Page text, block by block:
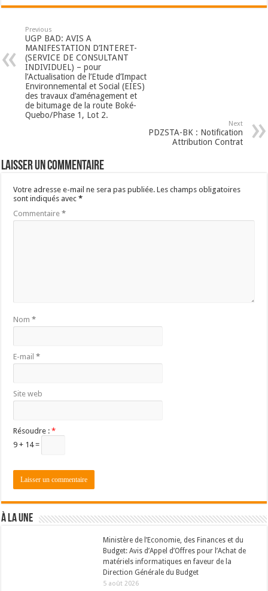
Previous
UGP BAD: AVIS A
MANIFESTATION D’INTERET-
(SERVICE DE CONSULTANT
INDIVIDUEL) – pour
l’Actualisation de l’Etude d’Impact
Environnemental et Social (EIES)
des travaux d’aménagement et
de bitumage de la route Boké-
Quebo/Phase 1, Lot 2.
Next
PDZSTA-BK : Notification
Attribution Contrat
Laisser un commentaire
Votre adresse e-mail ne sera pas publiée. Les champs obligatoires
sont indiqués avec*
Commentaire*
Nom*
E-mail*
Site web
Résoudre :*
9 + 14 =
À LA UNE
Ministère de l’Economie, des Finances et du
Budget: Avis d’Appel d’Offres pour l’Achat de
matériels informatiques en faveur de la
Direction Générale du Budget
5 août 2026